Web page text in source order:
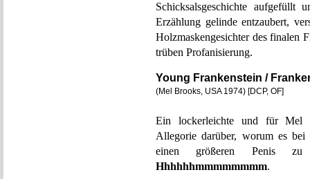
Schicksalsgeschichte aufgefüllt
Erzählung gelinde entzaubert,
Holzmaskengesichter des finalen
trüben Profanisierung.
Young Frankenstein /
(Mel Brooks, USA 1974) [DCP, OF]
Ein lockerleichte und für Mel
Allegorie darüber, worum es bei
einen größeren Penis zu
Hhhhhhmmmmmmmm.